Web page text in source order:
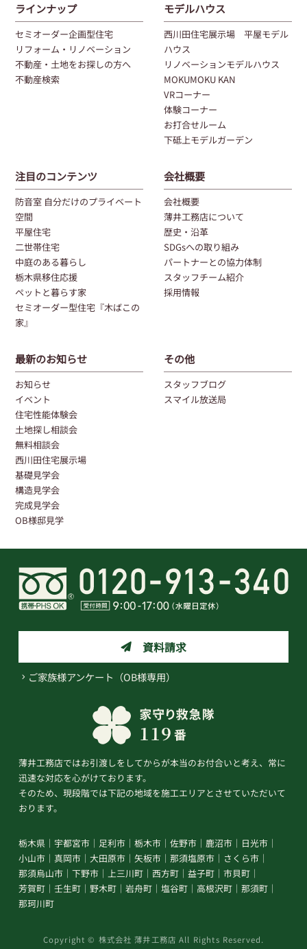
ラインナップ
セミオーダー企画型住宅
リフォーム・リノベーション
不動産・土地をお探しの方へ
不動産検索
モデルハウス
西川田住宅展示場 平屋モデル
ハウス
リノベーションモデルハウス
MOKUMOKU KAN
VRコーナー
体験コーナー
お打合せルーム
下砥上モデルガーデン
注目のコンテンツ
防音室 自分だけのプライベート
空間
平屋住宅
二世帯住宅
中庭のある暮らし
栃木県移住応援
ペットと暮らす家
セミオーダー型住宅『木ばこの
家』
会社概要
会社概要
薄井工務店について
歴史・沿革
SDGsへの取り組み
パートナーとの協力体制
スタッフチーム紹介
採用情報
最新のお知らせ
お知らせ
イベント
住宅性能体験会
土地探し相談会
無料相談会
西川田住宅展示場
基礎見学会
構造見学会
完成見学会
OB様邸見学
その他
スタッフブログ
スマイル放送局
資料請求
ご家族様アンケート（OB様専用）
薄井工務店ではお引渡しをしてからが本当のお付合いと考え、常に
迅速な対応を心がけております。
そのため、現段階では下記の地域を施工エリアとさせていただいて
おります。
栃木県 宇都宮市 足利市 栃木市 佐野市 鹿沼市
日光市
小山市
真岡市 大田原市 矢板市 那須塩原市
さくら市
那須烏山市
下野市 上三川町 西方町 益子町
市貝町
芳賀町
壬生町 野木町 岩舟町 塩谷町 高根沢町
那須町
那珂川町
Copyright © 株式会社 薄井工務店 All Rights Reserved.